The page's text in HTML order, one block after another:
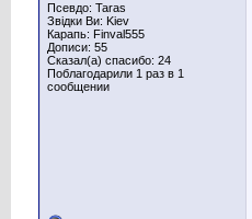
Псевдо: Taras
Звідки Ви: Kiev
Карапь: Finval555
Дописи: 55
Сказал(а) спасибо: 24
Поблагодарили 1 раз в 1
сообщении